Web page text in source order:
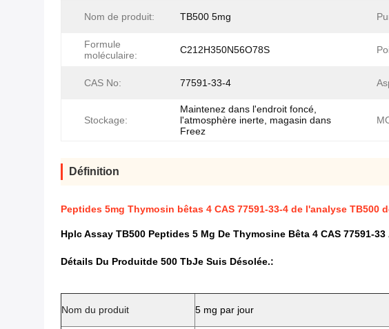
Nom de produit: TB500 5mg
Formule
moléculaire:
C212H350N56O78S
CAS No: 77591-33-4
Stockage:
Maintenez dans l'endroit foncé,
l'atmosphère inerte, magasin dans
Freez
Définition
Peptides 5mg Thymosin bêtas 4 CAS 77591-33-4 de l'analyse TB500
Hplc Assay TB500 Peptides 5 Mg De Thymosine Bêta 4 CAS 77591-33
Détails Du ProduitDe 500 TbJe Suis Désolée.:
Nom du produit 5 mg par jour